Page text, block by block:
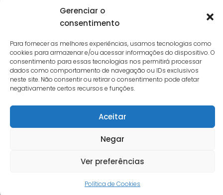
Gerenciar o
consentimento
Para fornecer as melhores experiências, usamos tecnologias como
cookies para armazenar e/ou acessar informações do dispositivo. O
consentimento para essas tecnologias nos permitirá processar
dados como comportamento de navegação ou IDs exclusivos
neste site. Não consentir ou retirar o consentimento pode afetar
negativamente certos recursos e funções.
Aceitar
Negar
Ver preferências
Política de Cookies
Interest © 2026. Todos Direitos Reservados.